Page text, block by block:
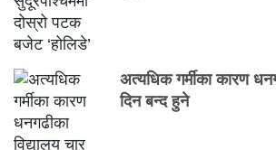
अत्यधिक गर्मीका कारण
दिन बन्द हुने